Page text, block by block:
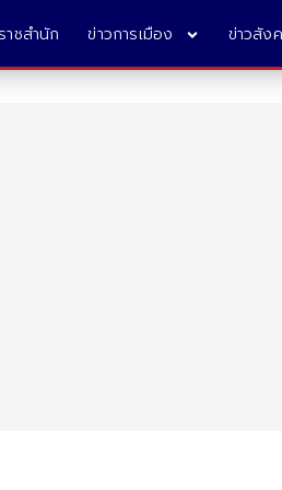
าชสำนัก ข่าวการเมือง ข่าวสัง